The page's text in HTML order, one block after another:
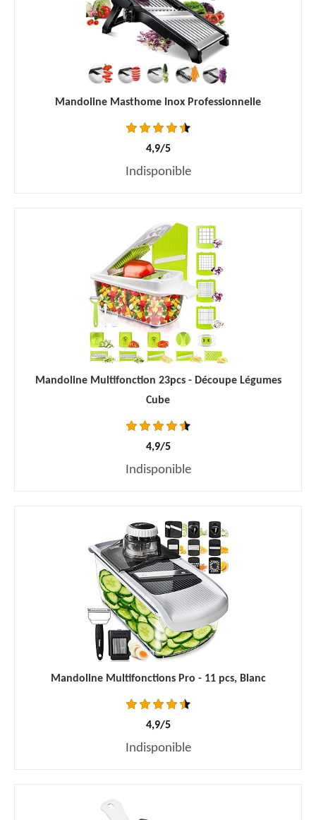
Mandoline Masthome Inox Professionnelle
4,9/5
Indisponible
Mandoline Multifonction 23pcs - Découpe Légumes
Cube
4,9/5
Indisponible
Mandoline Multifonctions Pro - 11 pcs, Blanc
4,9/5
Indisponible